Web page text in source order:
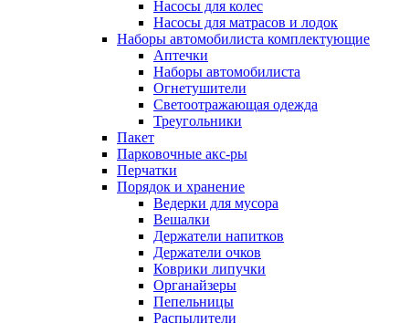
Насосы для колес
Насосы для матрасов и лодок
Наборы автомобилиста комплектующие
Аптечки
Наборы автомобилиста
Огнетушители
Светоотражающая одежда
Треугольники
Пакет
Парковочные акс-ры
Перчатки
Порядок и хранение
Ведерки для мусора
Вешалки
Держатели напитков
Держатели очков
Коврики липучки
Органайзеры
Пепельницы
Распылители